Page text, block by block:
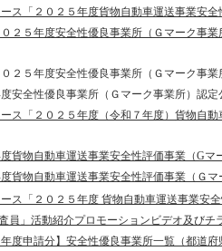
ス「２０２５年度貨物自動車運送事業安
０２５年度安全性優良事業所（Ｇマーク事
０２５年度安全性優良事業所（Ｇマーク事
度安全性優良事業所（Ｇマーク事業所）認
ス「２０２５年度（令和７年度）貨物自
貨物自動車運送事業安全性評価事業（Gマ
度貨物自動車運送事業安全性評価事業（Ｇ
ス「２０２５年度 貨物自動車運送事業安
査員」活動紹介プロモーションビデオ及びチ
年度申請分】安全性優良事業所一覧（都道府